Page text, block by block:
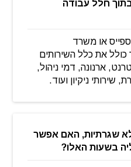
חלל עבודה
או משרד
כולל את כלל השירותים
ארנונה, דמי ניהול,
ניקיון ועוד.
שגרתיות, האם אפשר
בשעות האלו?